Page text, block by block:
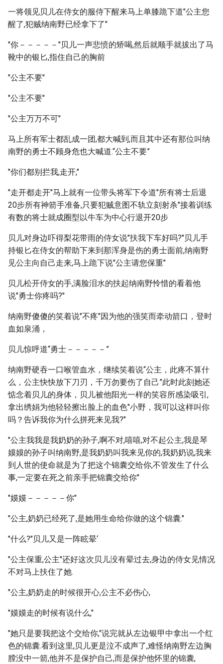
一将领见贝儿在侍女的服侍下醒来马上单膝跪下道"公主您
醒了,犯贼纳南野已经拿下了"
"你－－－－－"贝儿一声悲愤的矫喝,然后就顺手就拔出了马
靴中的银匕,指住自己的胸前
"公主不要"
"公主不要"
"公主万万不可"
马上所有军士都乱成一团,都大喊到,而且其中还有那位叫纳
南野的勇士不顾身危也大喊道.“公主不要”
"你们都别拦我,走开,"
"走开都走开"马上就有一位带头将军下令道"所有将士后退
20步所有神箭手准备,只要犯贼意图不轨立刻射杀"接着训练
有数的将士就成圈型以牛车为中心行退开20步
贝儿对身边吓得梨花带雨的侍女说"扶我下车好吗?"贝儿手
持银匕在侍女的帮助下来到那浑身是伤的勇士面前,纳南野
见公主向自己走来,马上跪下说"公主请您保重"
贝儿松开侍女的手,满脸泪水的扶起纳南野怜惜的看着他
说"勇士你疼吗?"
纳南野傻傻的笑着说"不疼"因为他的强笑而牵动箭口，登时
血如泉涌，
贝儿惊呼道“勇士－－－－－”
纳南野硬吞一口喉管血水，继续笑着说“公主，此疼不算什
么，公主快快放下刀刃，千万勿要伤了自己”此时此刻她还
惦念着贝儿的身体，贝儿被他阳光一样的笑容所感染吸引,
拿出绣娟为他轻轻擦出脸上的血色"小野，我可以这样叫你
吗？告诉我你为什么拼死来见我?"
"公主我我是我奶奶的孙子,啊不对,嘻嘻,对不起公主,我是琴
嫫嫫的孙子叫纳南野,是我奶奶叫我来见你的,我奶奶说,我来
到人世的使命就是为了把这个锦囊交给你,不管发生了什么
事,一定要在死之前亲手把锦囊交给你"
"嫫嫫－－－－－你"
"公主,奶奶已经死了,是她用生命给你做的这个锦囊."
"什么?"贝儿又是一阵眩晕‘
"公主保重,公主"还好这次贝儿没有晕过去,身边的侍女见情况
不对马上扶住了她.
"公主,奶奶走的时候很开心,公主不必伤心,
"嫫嫫走的时候有说什么,"
"她只是要我把这个交给你,"说完就从左边银甲中拿出一个红
色的锦囊.看到这里,贝儿更是泣不成声了,难怪纳南野左边胸
膛没中一箭,他并不是保护自己,而是保护他怀里的锦囊,